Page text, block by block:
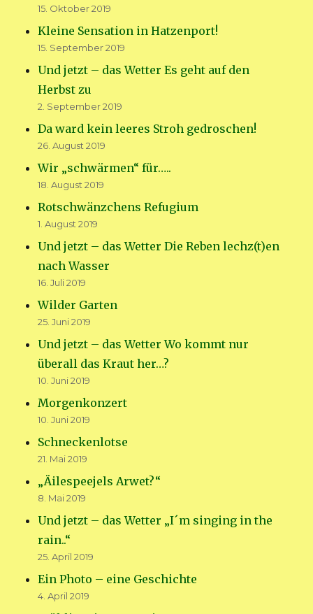
15. Oktober 2019
Kleine Sensation in Hatzenport!
15. September 2019
Und jetzt – das Wetter Es geht auf den
Herbst zu
2. September 2019
Da ward kein leeres Stroh gedroschen!
26. August 2019
Wir „schwärmen“ für…..
18. August 2019
Rotschwänzchens Refugium
1. August 2019
Und jetzt – das Wetter Die Reben lechz(t)en
nach Wasser
16. Juli 2019
Wilder Garten
25. Juni 2019
Und jetzt – das Wetter Wo kommt nur
überall das Kraut her…?
10. Juni 2019
Morgenkonzert
10. Juni 2019
Schneckenlotse
21. Mai 2019
„Äilespeejels Arwet?“
8. Mai 2019
Und jetzt – das Wetter „I´m singing in the
rain..“
25. April 2019
Ein Photo – eine Geschichte
4. April 2019